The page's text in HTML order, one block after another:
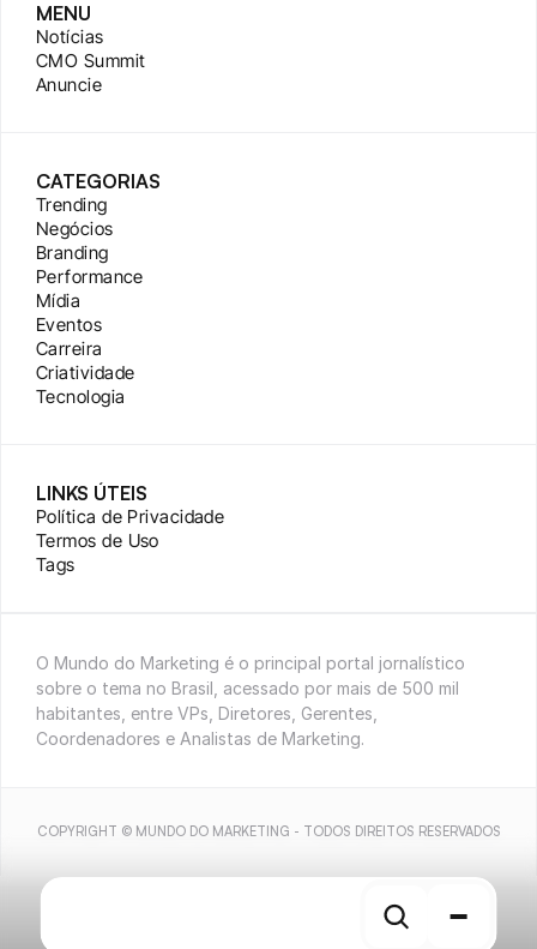
MENU
Notícias
CMO Summit
Anuncie
CATEGORIAS
Trending
Negócios
Branding
Performance
Mídia
Eventos
Carreira
Criatividade
Tecnologia
LINKS ÚTEIS
Política de Privacidade
Termos de Uso
Tags
O Mundo do Marketing é o principal portal jornalístico
sobre o tema no Brasil, acessado por mais de 500 mil
habitantes, entre VPs, Diretores, Gerentes,
Coordenadores e Analistas de Marketing.
COPYRIGHT © MUNDO DO MARKETING - TODOS DIREITOS RESERVADOS